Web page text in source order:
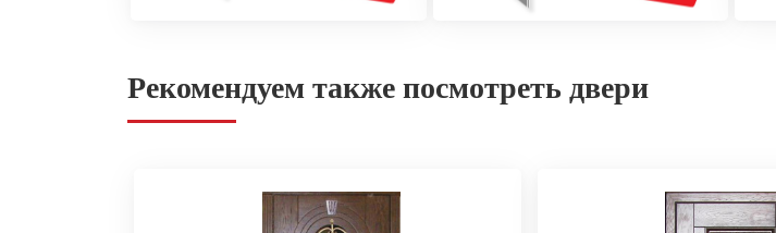
Рекомендуем также посмотреть двери